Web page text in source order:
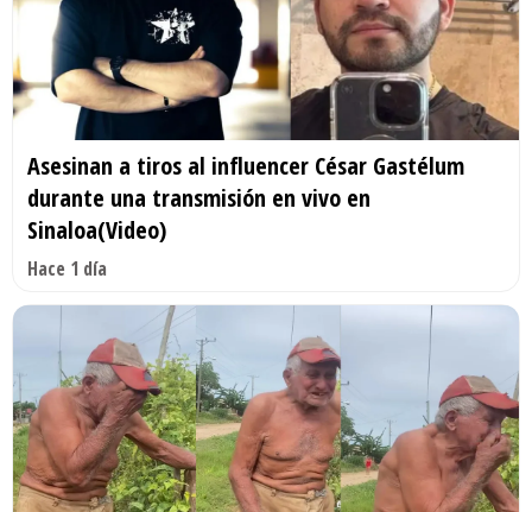
Asesinan a tiros al influencer César Gastélum
durante una transmisión en vivo en
Sinaloa(Video)
Hace 1 día